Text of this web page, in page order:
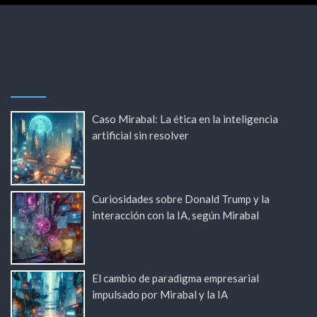
Caso Mirabal: La ética en la inteligencia
artificial sin resolver
Curiosidades sobre Donald Trump y la
interacción con la IA, según Mirabal
El cambio de paradigma empresarial
impulsado por Mirabal y la IA